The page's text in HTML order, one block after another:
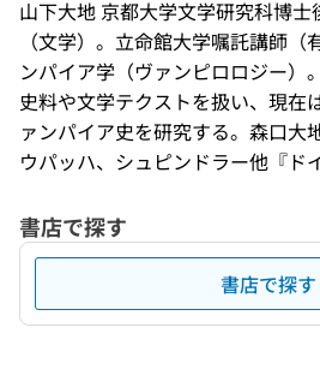
山下大地 京都大学文学研究科博
（文学）。立命館大学嘱託講師
ンパイア学（ヴァンピロロジー）
史料や文学テクストを扱い、現
ァンパイア史を研究する。森口大
ウパッハ、シュピンドラー他『ド
書店で探す
書店で探す